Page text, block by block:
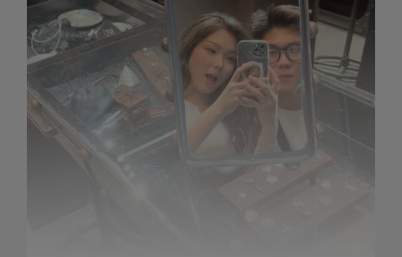
--- Đà Nẵng ---
230 Lê Duẩn, Thanh Khê
--- Hà Nội ---
9 Xuân Thủy, Cầu Giấy
215 Hàng Bông, Hoàn Kiếm